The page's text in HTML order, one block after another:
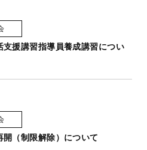
援講習指導員養成講習につい
（制限解除）について